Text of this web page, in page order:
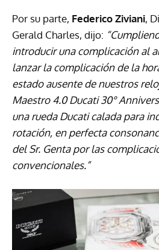
Por su parte, Federico Ziviani,
Gerald Charles, dijo:
introducir una complicación al
lanzar la complicación de la
estado ausente de nuestros
Maestro 4.0 Ducati 30°
una rueda Ducati calada para
rotación, en perfecta
del Sr. Genta por las
convencionales.”